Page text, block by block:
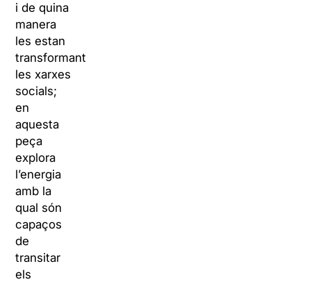
i de quina
manera
les estan
transformant
les xarxes
socials;
en
aquesta
peça
explora
l’energia
amb la
qual són
capaços
de
transitar
els